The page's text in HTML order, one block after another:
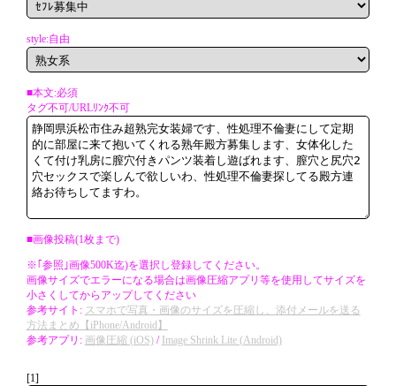
style:自由
■本文:必須
タグ不可/URLﾘﾝｸ不可
■画像投稿(1枚まで)
※｢参照｣画像500K迄)を選択し登録してください。
画像サイズでエラーになる場合は画像圧縮アプリ等を使用してサイズを
小さくしてからアップしてください
参考サイト: スマホで写真・画像のサイズを圧縮し、添付メールを送る
方法まとめ【iPhone/Android】
参考アプリ: 画像圧縮 (iOS)/ Image Shrink Lite (Android)
[1]